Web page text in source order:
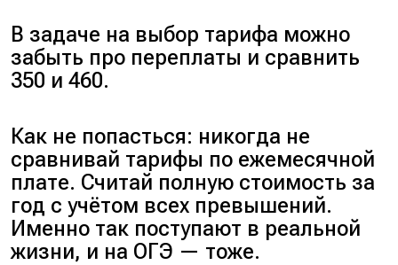
В задаче на выбор тарифа можно
забыть про переплаты и сравнить
350 и 460.
Как не попасться: никогда не
сравнивай тарифы по ежемесячной
плате. Считай полную стоимость за
год с учётом всех превышений.
Именно так поступают в реальной
жизни, и на ОГЭ — тоже.